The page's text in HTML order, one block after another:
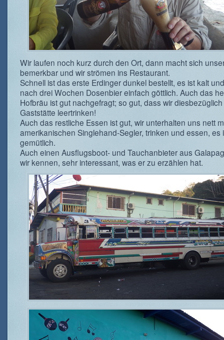
Wir laufen noch kurz durch den Ort, dann macht sich
bemerkbar und wir strömen ins Restaurant.
Schnell ist das erste Erdinger dunkel bestellt, es ist kalt
nach drei Wochen Dosenbier einfach göttlich. Auch das
Hofbräu ist gut nachgefragt; so gut, dass wir
Gaststätte leertrinken!
Auch das restliche Essen ist gut, wir unterhalten uns nett
amerikanischen Singlehand-Segler, trinken und essen, es
gemütlich.
Auch einen Ausflugsboot- und Tauchanbieter aus
wir kennen, sehr interessant, was er zu erzählen hat.